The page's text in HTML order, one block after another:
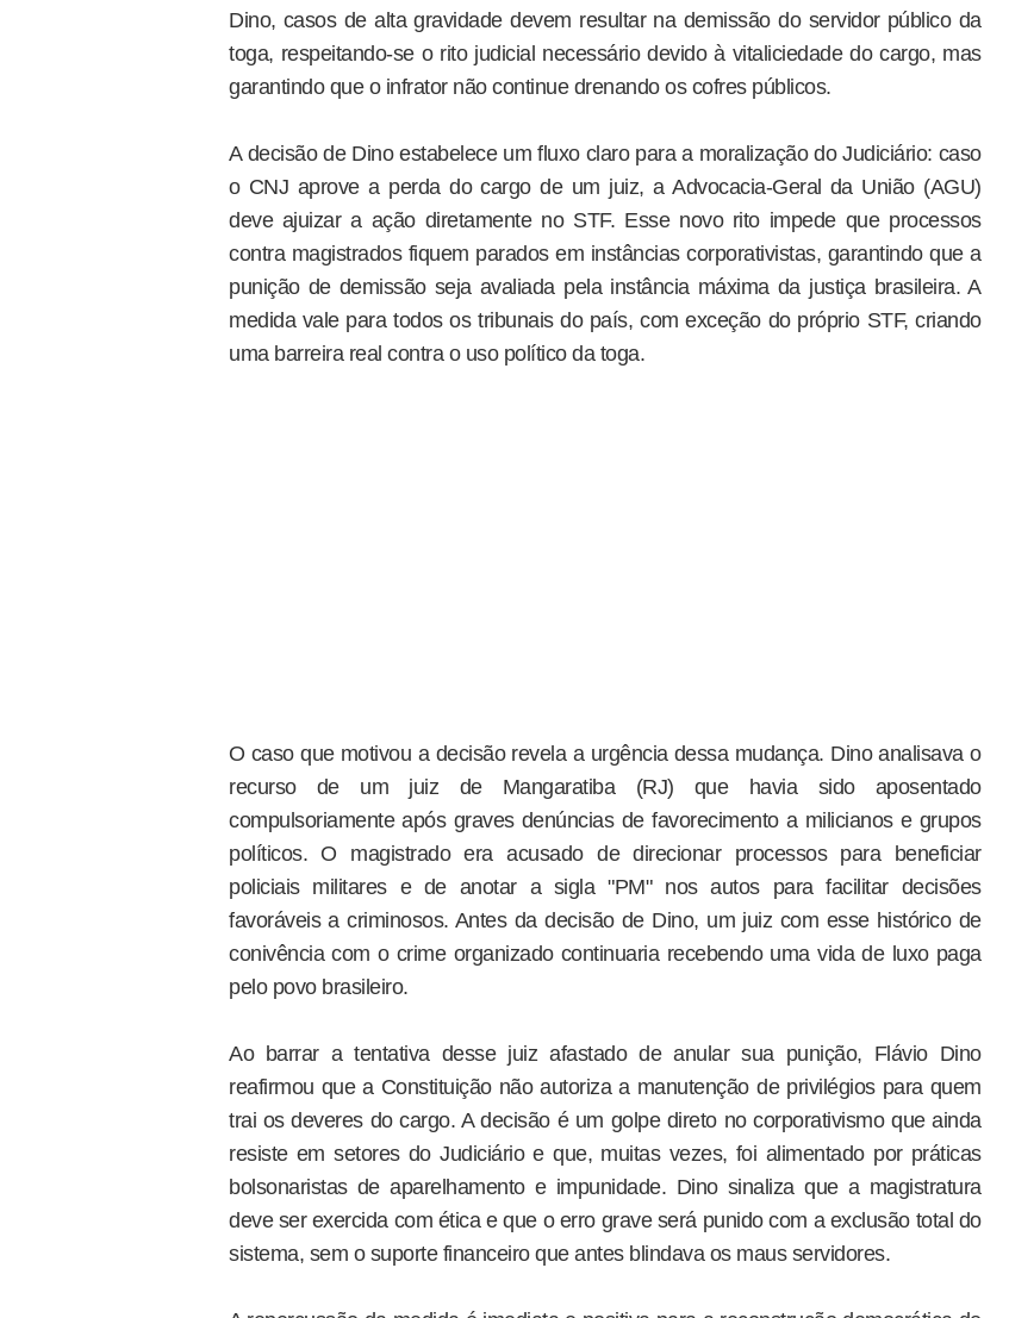
Dino, casos de alta gravidade devem resultar na demissão do servidor público da
toga, respeitando-se o rito judicial necessário devido à vitaliciedade do cargo, mas
garantindo que o infrator não continue drenando os cofres públicos.
A decisão de Dino estabelece um fluxo claro para a moralização do Judiciário: caso
o CNJ aprove a perda do cargo de um juiz, a Advocacia-Geral da União (AGU)
deve ajuizar a ação diretamente no STF. Esse novo rito impede que processos
contra magistrados fiquem parados em instâncias corporativistas, garantindo que a
punição de demissão seja avaliada pela instância máxima da justiça brasileira. A
medida vale para todos os tribunais do país, com exceção do próprio STF, criando
uma barreira real contra o uso político da toga.
O caso que motivou a decisão revela a urgência dessa mudança. Dino analisava o
recurso de um juiz de Mangaratiba (RJ) que havia sido aposentado
compulsoriamente após graves denúncias de favorecimento a milicianos e grupos
políticos. O magistrado era acusado de direcionar processos para beneficiar
policiais militares e de anotar a sigla "PM" nos autos para facilitar decisões
favoráveis a criminosos. Antes da decisão de Dino, um juiz com esse histórico de
conivência com o crime organizado continuaria recebendo uma vida de luxo paga
pelo povo brasileiro.
Ao barrar a tentativa desse juiz afastado de anular sua punição, Flávio Dino
reafirmou que a Constituição não autoriza a manutenção de privilégios para quem
trai os deveres do cargo. A decisão é um golpe direto no corporativismo que ainda
resiste em setores do Judiciário e que, muitas vezes, foi alimentado por práticas
bolsonaristas de aparelhamento e impunidade. Dino sinaliza que a magistratura
deve ser exercida com ética e que o erro grave será punido com a exclusão total do
sistema, sem o suporte financeiro que antes blindava os maus servidores.